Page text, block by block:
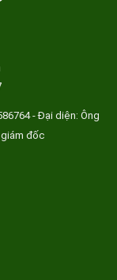
- Đại diện: Ông
đốc